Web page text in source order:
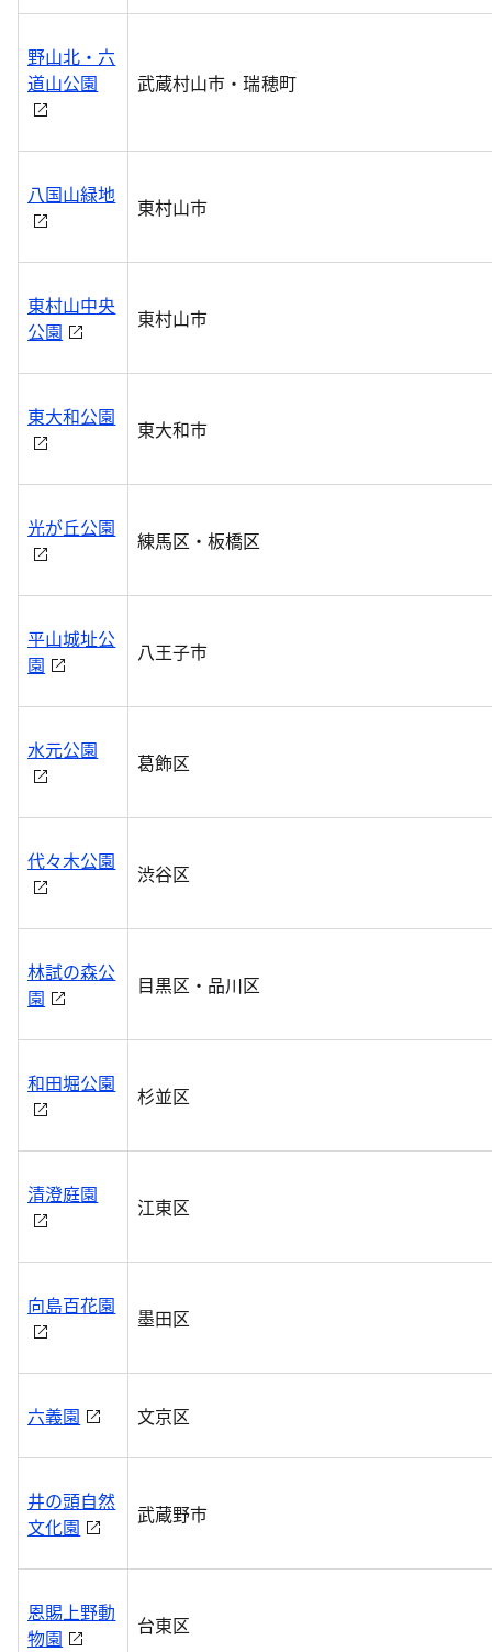
野山北・六
道山公園
武蔵村山市・瑞穂町
八国山緑地 東村山市
東村山中央
公園
東村山市
東大和公園 東大和市
光が丘公園 練馬区・板橋区
平山城址公
園
八王子市
水元公園 葛飾区
代々木公園 渋谷区
林試の森公
園
目黒区・品川区
和田堀公園 杉並区
清澄庭園 江東区
向島百花園 墨田区
六義園 文京区
井の頭自然
文化園
武蔵野市
恩賜上野動
物園
台東区